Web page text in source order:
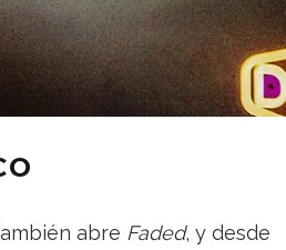
abre Faded, y desde